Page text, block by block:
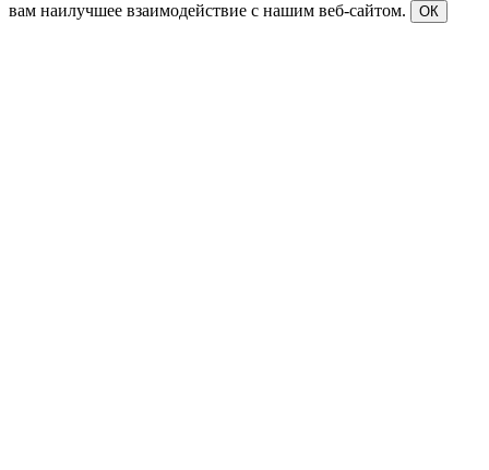
вам наилучшее взаимодействие с нашим веб-сайтом.
ОК